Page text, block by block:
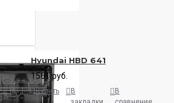
Hyundai HBD 641
1561 руб.
Купить
В
В